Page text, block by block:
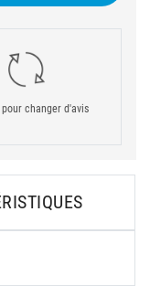
changer d'avis